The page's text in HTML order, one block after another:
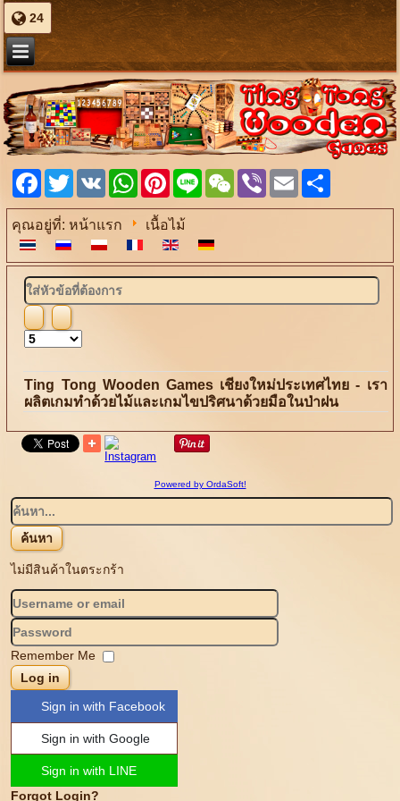
24
Facebook
TwitterVK WhatsAppPinterest
Line WeChatViber Email
คุณอยู่ที่:หน้าแรก เนื้อไม้
ใส่
หัวข้อ
ที่
แสดง
Ting Tong Wooden Games เชียงใหม่ประเทศไทย - เรา
ผลิตเกมทำด้วยไม้และเกมไขปริศนาด้วยมือในป่าฝน
Powered by OrdaSoft!
ไม่มีสินค้าในตระกร้า
Remember Me
Log in
Sign in with Facebook
Sign in with Google
Sign in with LINE
Forgot Login?